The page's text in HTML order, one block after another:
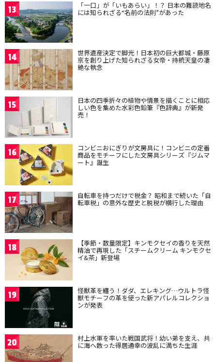
13 「一口」が「いもあらい」！？ 日本の難読地名
には知られざる“名前の法則”があった
14 世界遺産決定で脚光！日本初の巨大都城・藤原
京を創り上げた知られざる女帝・持統天皇の凄
絶な執念
15 日本の四季折々の植物や情景を描くことに相応
しい色を集めた水彩色鉛筆『色辞典』が新発
売！
16 コンビニおにぎりが文房具に！コンビニの定番
商品をモチーフにした文房具シリーズ『ジムマ
ート』誕生
17 自転車を持つだけで税金？ 昭和まで続いた「自
転車税」の意外な歴史と脱税が横行した理由
18 【季節・数量限定】キンモクセイの香りを天然
精油で再現した「スチームクリーム キンモクセ
イ&茶」新登場
19 怪獣革を纏う！ダダ、エレキング…ウルトラ怪
獣モチーフの革を使った新アパレルコレクショ
ンが発表
20 村上水軍を率いた戦国武将！幼い弟を支え、共
に海へ散った得居通幸の波乱に満ちた生涯